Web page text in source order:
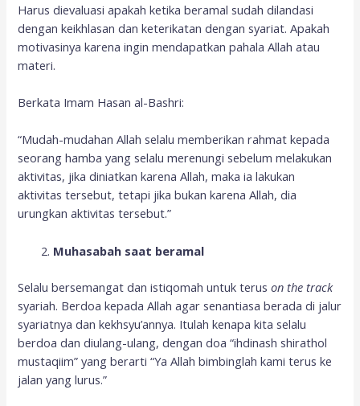
Harus dievaluasi apakah ketika beramal sudah dilandasi
dengan keikhlasan dan keterikatan dengan syariat. Apakah
motivasinya karena ingin mendapatkan pahala Allah atau
materi.
Berkata Imam Hasan al-Bashri:
“Mudah-mudahan Allah selalu memberikan rahmat kepada
seorang hamba yang selalu merenungi sebelum melakukan
aktivitas, jika diniatkan karena Allah, maka ia lakukan
aktivitas tersebut, tetapi jika bukan karena Allah, dia
urungkan aktivitas tersebut.”
Muhasabah saat beramal
Selalu bersemangat dan istiqomah untuk teruson the track
syariah. Berdoa kepada Allah agar senantiasa berada di jalur
syariatnya dan kekhsyu’annya. Itulah kenapa kita selalu
berdoa dan diulang-ulang, dengan doa “ihdinash shirathol
mustaqiim” yang berarti “Ya Allah bimbinglah kami terus ke
jalan yang lurus.”